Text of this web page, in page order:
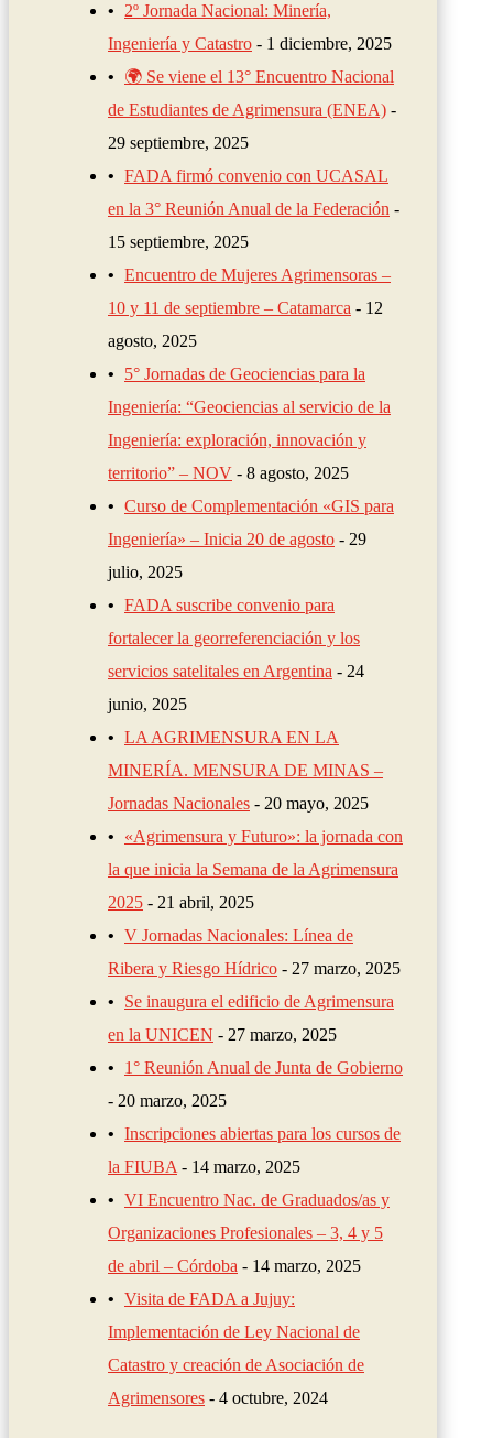
2º Jornada Nacional: Minería,
Ingeniería y Catastro
1 diciembre, 2025
🌍 Se viene el 13° Encuentro Nacional
de Estudiantes de Agrimensura (ENEA)
29 septiembre, 2025
FADA firmó convenio con UCASAL
en la 3° Reunión Anual de la Federación
15 septiembre, 2025
Encuentro de Mujeres Agrimensoras –
10 y 11 de septiembre – Catamarca
12
agosto, 2025
5° Jornadas de Geociencias para la
Ingeniería: “Geociencias al servicio de la
Ingeniería: exploración, innovación y
territorio” – NOV
8 agosto, 2025
Curso de Complementación «GIS para
Ingeniería» – Inicia 20 de agosto
29
julio, 2025
FADA suscribe convenio para
fortalecer la georreferenciación y los
servicios satelitales en Argentina
24
junio, 2025
LA AGRIMENSURA EN LA
MINERÍA. MENSURA DE MINAS –
Jornadas Nacionales
20 mayo, 2025
«Agrimensura y Futuro»: la jornada con
la que inicia la Semana de la Agrimensura
2025
21 abril, 2025
V Jornadas Nacionales: Línea de
Ribera y Riesgo Hídrico
27 marzo, 2025
Se inaugura el edificio de Agrimensura
en la UNICEN
27 marzo, 2025
1° Reunión Anual de Junta de Gobierno
20 marzo, 2025
Inscripciones abiertas para los cursos de
la FIUBA
14 marzo, 2025
VI Encuentro Nac. de Graduados/as y
Organizaciones Profesionales – 3, 4 y 5
de abril – Córdoba
14 marzo, 2025
Visita de FADA a Jujuy:
Implementación de Ley Nacional de
Catastro y creación de Asociación de
Agrimensores
4 octubre, 2024